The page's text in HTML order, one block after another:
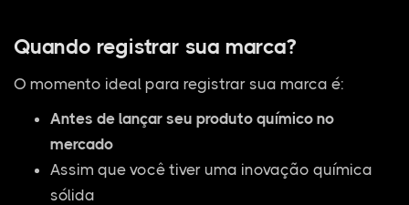
Quando registrar sua marca?
O momento ideal para registrar sua marca é:
Antes de lançar seu produto químico no
mercado
Assim que você tiver uma inovação química
sólida